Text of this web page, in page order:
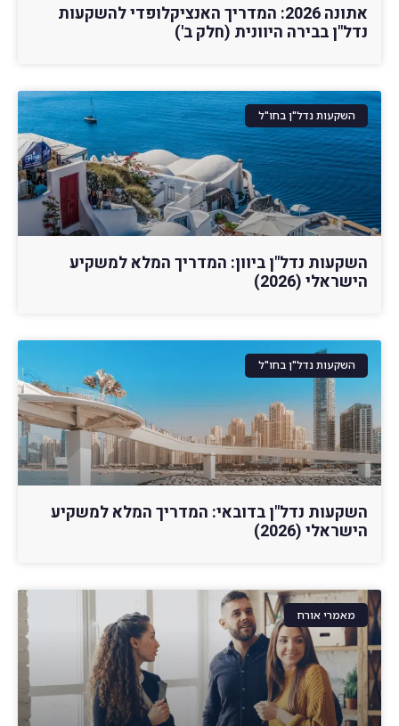
אתונה 2026: המדריך האנציקלופדי להשקעות
נדל"ן בבירה היוונית (חלק ב')
השקעות נדל"ן בחו"ל
השקעות נדל"ן ביוון: המדריך המלא למשקיע
הישראלי (2026)
השקעות נדל"ן בחו"ל
השקעות נדל"ן בדובאי: המדריך המלא למשקיע
הישראלי (2026)
מאמרי אורח